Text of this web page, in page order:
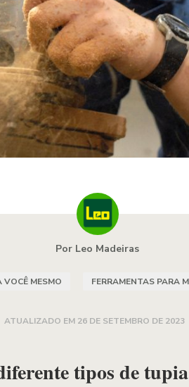
Por Leo Madeiras
VOCÊ MESMO FERRAMENTAS PARA
ATUALIZADO EM 26 DE SETEMBRO DE 2023
tipos de